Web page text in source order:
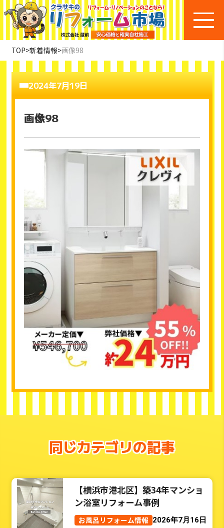
TOP>新着情報>画像98
2024年7月19日
画像98
同じカテゴリの記事
【横浜市港北区】築34年マンショ
ン浴室リフォーム事例
お風呂リフォーム情報 2026年7月16日